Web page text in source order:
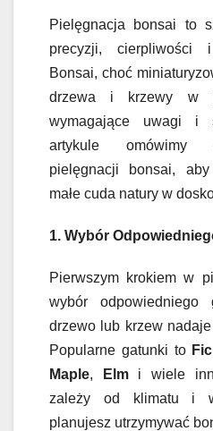
Pielęgnacja bonsai to
precyzji, cierpliwości
Bonsai, choć
drzewa i krzewy w
wymagające uwagi i
artykule omówimy
pielęgnacji bonsai,
małe cuda natury w
1. Wybór
Pierwszym krokiem w
wybór
drzewo lub krzew
Popularne gatunki to
Maple, Elmi wiele
zależy od klimatu i
planujesz utrzymywać